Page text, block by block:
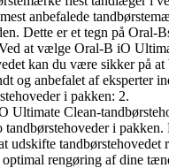
anbefalede
Dette er et tegn på Oral-
at vælge Oral-B iO
kan du være sikker på at
og anbefalet af eksperter
i pakken: 2.
Ultimate Clean-
tandbørstehoveder i
udskifte tandbørstehovedet
optimal rengøring af dine